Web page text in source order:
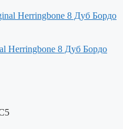
Herringbone 8 Дуб Бордо